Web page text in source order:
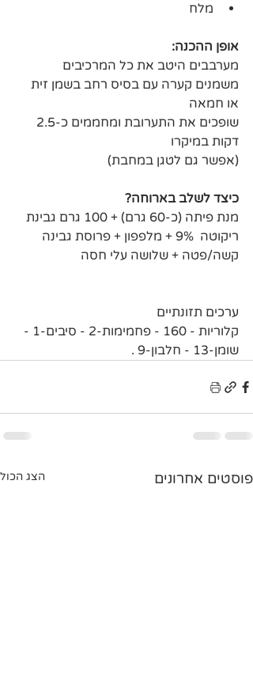
מלח
אופן ההכנה:
מערבבים היטב את כל המרכיבים
משמנים קערה עם בסיס רחב בשמן זית
או חמאה
דקות במיקרו
(אפשר גם לטגן במחבת)
כיצד לשלב בארוחה?
מנת פיתה (כ-60 גרם) + 100 גרם גבינת
ריקוטה  9% + מלפפון + פרוסת גבינה
קשה/פטה + שלושה עלי חסה
ערכים תזונתיים
קלוריות - 160 - פחמימות-2 - סיבים-1 -
שומן-13 - חלבון-9 .
פוסטים אחרונים הצג הכול